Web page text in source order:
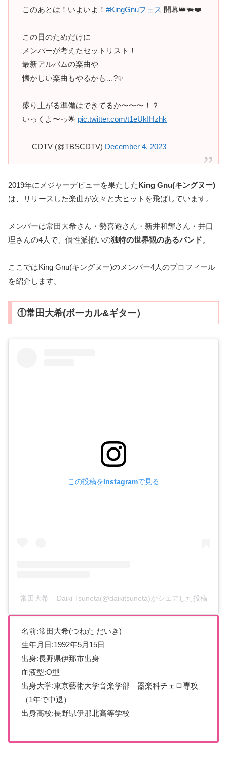
このあとは！いよいよ！ #KingGnuフェス 開幕👑🐃❤️
この日のためだけに
メンバーが考えたセットリスト！
最新アルバムの楽曲や
懐かしい楽曲もやるかも…?✨
盛り上がる準備はできてるか〜〜〜！？
いっくよ〜っ🌟 pic.twitter.com/t1eUkIHzhk
— CDTV (@TBSCDTV) December 4, 2023
2019年にメジャーデビューを果たしたKing Gnu(キングヌー)
は、リリースした楽曲が次々と大ヒットを飛ばしています。
メンバーは常田大希さん・勢喜遊さん・新井和輝さん・井口
理さんの4人で、個性派揃いの独特の世界観のあるバンド。
ここではKing Gnu(キングヌー)のメンバー4人のプロフィール
を紹介します。
①常田大希(ボーカル&ギター）
この投稿をInstagramで見る
常田大希 – Daiki Tsuneta(@daikitsuneta)がシェアした投稿
名前:常田大希(つねた だいき)
生年月日:1992年5月15日
出身:長野県伊那市出身
血液型:O型
出身大学:東京藝術大学音楽学部 器楽科チェロ専攻
（1年で中退）
出身高校:長野県伊那北高等学校